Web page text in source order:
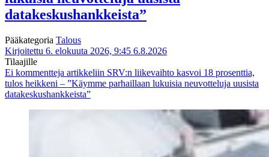
datakeskushankkeista”
Pääkategoria Talous
Kirjoitettu 6. elokuuta 2026, 9:45 6.8.2026
Tilaajille
Ei kommentteja artikkeliin SRV:n liikevaihto kasvoi 18 prosenttia,
tulos heikkeni – ”Käymme parhaillaan lukuisia neuvotteluja uusista
datakeskushankkeista”